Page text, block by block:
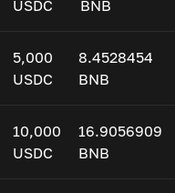
USDC
BNB
5,000
USDC
8.4528454
BNB
10,000
USDC
16.9056909
BNB